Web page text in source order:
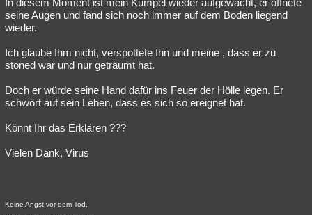
In diesem Moment ist mein Kumpel wieder aufgewacht, er öffnete
seine Augen und fand sich noch immer auf dem Boden liegend
wieder.
Ich glaube Ihm nicht, verspottete Ihn und meine , dass er zu
stoned war und nur geträumt hat.
Doch er würde seine Hand dafür ins Feuer der Hölle legen. Er
schwört auf sein Leben, dass es sich so ereignet hat.
Könnt Ihr das Erklären ???
Vielen Dank, Virus
Keine Angst vor dem Tod,